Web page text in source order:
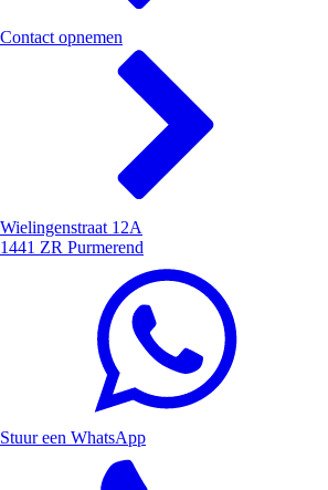
Contact opnemen
Wielingenstraat 12A
1441 ZR Purmerend
Stuur een WhatsApp